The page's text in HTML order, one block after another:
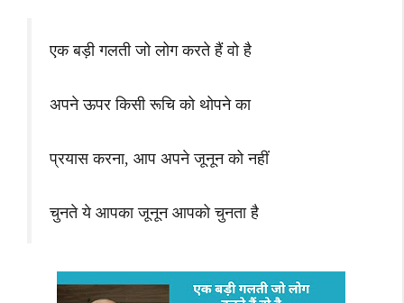
एक बड़ी गलती जो लोग करते हैं वो है
अपने ऊपर किसी रूचि को थोपने का
प्रयास करना, आप अपने जूनून को नहीं
चुनते ये आपका जूनून आपको चुनता है